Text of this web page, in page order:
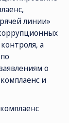
линии»
а
о
и